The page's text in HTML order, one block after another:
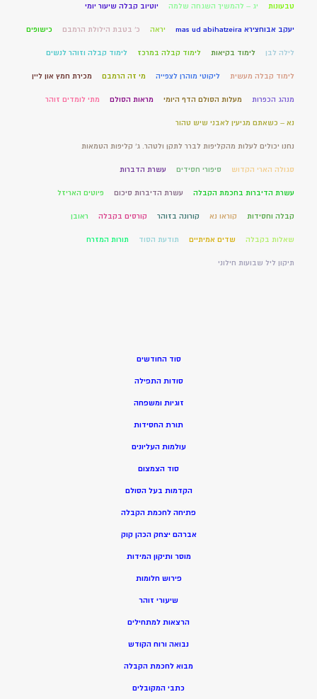
טבעונות יג – להמשיך השגחה שלמה יוטיוב קבלה שיעור יומי
יעקב אבוחצירא mas ud abihatzeira יראה כ' בטבת הילולת הרמבם כישופים
לילה לבן לימוד בקיאות לימוד קבלה במרכז לימוד קבלה וזוהר לנשים
לימוד קבלה מעשית ליקוטי מוהרן לצפייה מי זה הרמבם מכירת חמץ און ליין
מנהג הכפרות מעלות הסולם הדף היומי מראות הסולם מתי לומדים זוהר
נא – כשאתם מגיעין לאבני שיש טהור
נחנו יכולים לעלות מהקליפות לברר לתקן ולטהר. ג' קליפות הטמאות
סגולה הארי הקדוש סיפורי חסידים עשרת הדברות
עשרת הדיברות בחכמת הקבלה עשרת הדיברות סיכום פיוטים האריזל
קבלה וחסידות קוראו נא קורונה בזוהר קורסים בקבלה ראובן
שאלות בקבלה שדים אמיתיים תודעת הסוד תורות המזרח
תיקון ליל שבועות חילוני
סוד החודשים
סודות התפילה
זוגיות ומשפחה
תורת החסידות
עולמות העליונים
סוד הצמצום
הקדמות בעל הסולם
פתיחה לחכמת הקבלה
אברהם יצחק הכהן קוק
מוסר ותיקון המידות
פירוש חלומות
שיעורי זוהר
הרצאות למתחילים
נבואה ורוח הקודש
מבוא לחכמת הקבלה
כתבי המקובלים